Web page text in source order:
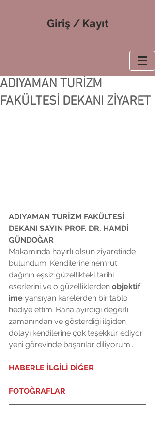
Giriş / Kayıt
ADIYAMAN TURİZM
FAKÜLTESİ DEKANI ZİYARET
ADIYAMAN TURİZM FAKÜLTESİ
DEKANI SAYIN PROF. DR. HAMDİ
GÜNDOĞAR
Makamında hayırlı olsun ziyaretinde
bulundum. Kendilerine nemrut
dağının eşsiz güzellikteki tarihi
eserlerini ve o güzelliklerden objektif
ime yansıyan karelerden bir tablo
hediye ettim. Bana ayırdığı değerli
zamanından ve gösterdiği ilgiden
dolayı kendilerine çok teşekkür ediyor
yeni görevinde başarılar diliyorum..
HABERLE İLGİLİ DİĞER
FOTOĞRAFLAR